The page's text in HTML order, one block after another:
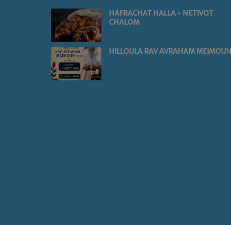
HAFRACHAT HALLA - NETIVOT
CHALOM
HILLOULA RAV AVRAHAM MEIMOUN